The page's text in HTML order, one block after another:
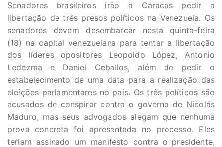
Senadores brasileiros irão a Caracas pedir a
libertação de três presos políticos na Venezuela. Os
senadores devem desembarcar nesta quinta-feira
(18) na capital venezuelana para tentar a libertação
dos líderes opositores Leopoldo López, Antonio
Ledezma e Daniel Ceballos, além de pedir o
estabelecimento de uma data para a realização das
eleições parlamentares no país. Os três políticos são
acusados de conspirar contra o governo de Nicolás
Maduro, mas seus advogados alegam que nenhuma
prova concreta foi apresentada no processo. Eles
teriam assinado um manifesto contra o presidente,